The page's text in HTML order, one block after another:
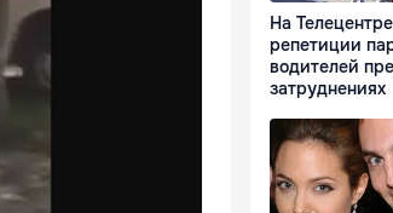
На
репетиции
водителей
затруднениях